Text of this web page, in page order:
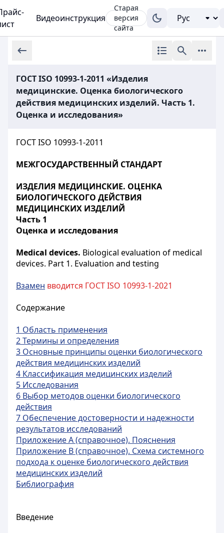
Видеоинструкция
Старая
версия
сайта
ГОСТ ISО 10993-1-2011 «Изделия
медицинские. Оценка биологического
действия медицинских изделий. Часть 1.
Оценка и исследования»
ГОСТ ISO 10993-1-2011
МЕЖГОСУДАРСТВЕННЫЙ СТАНДАРТ
ИЗДЕЛИЯ МЕДИЦИНСКИЕ. ОЦЕНКА
БИОЛОГИЧЕСКОГО ДЕЙСТВИЯ
МЕДИЦИНСКИХ ИЗДЕЛИЙ
Часть 1
Оценка и исследования
Medical devices. Biological evaluation of medical
devices. Part 1. Evaluation and testing
Взамен вводится ГОСТISO 10993-1-2021
Содержание
1 Область применения
2 Термины и определения
3 Основные принципы оценки биологического
действия медицинских изделий
4 Классификация медицинских изделий
5 Исследования
6 Выбор методов оценки биологического
действия
7 Обеспечение достоверности и надежности
результатов исследований
Приложение А (справочное). Пояснения
Приложение В (справочное). Схема системного
подхода к оценке биологического действия
медицинских изделий
Библиография
Введение